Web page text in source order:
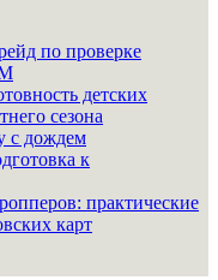
по проверке
детских
сезона
с дождем
к
практические
карт